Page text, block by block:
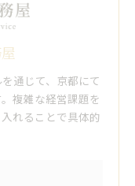
通じて、京都にて
複雑な経営課題を
れることで具体的